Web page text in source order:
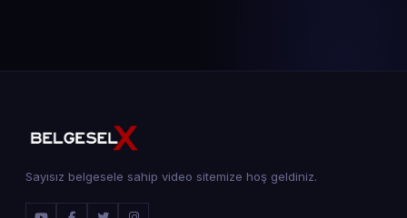
Sayısız belgesele sahip video sitemize hoş geldiniz.